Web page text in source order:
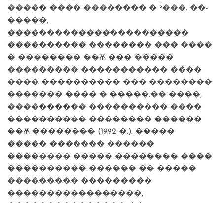
����� ���� �������� � ³���. ��-
�����,
�����������������������
���������� �������� ��� ����
� �������� ��Ѫ ��� �����
��������� ����������� ����
���� ���������� ��� ��������
������� ���� � �����.��-����,
���������� ���������� ����
���������� �������� ������
��Ѫ �������� (1992 �.). �����
����� ������� ������
�������� ����� �������� ����
���������� ������ �� �����
��������� ���������
�����������������,